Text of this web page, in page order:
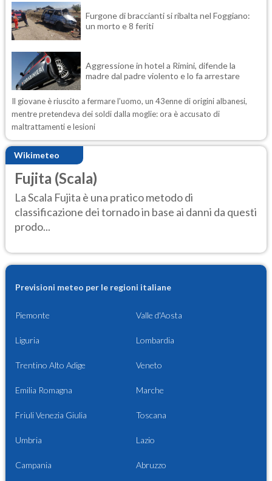
Furgone di braccianti si ribalta nel Foggiano:
un morto e 8 feriti
Aggressione in hotel a Rimini, difende la
madre dal padre violento e lo fa arrestare
Il giovane è riuscito a fermare l'uomo, un 43enne di origini albanesi,
mentre pretendeva dei soldi dalla moglie: ora è accusato di
maltrattamenti e lesioni
Wikimeteo
Fujita (Scala)
La Scala Fujita è una pratico metodo di
classificazione dei tornado in base ai danni da questi
prodo...
Previsioni meteo per le regioni italiane
Piemonte Valle d'Aosta
Liguria Lombardia
Trentino Alto Adige Veneto
Emilia Romagna Marche
Friuli Venezia Giulia Toscana
Umbria Lazio
Campania Abruzzo